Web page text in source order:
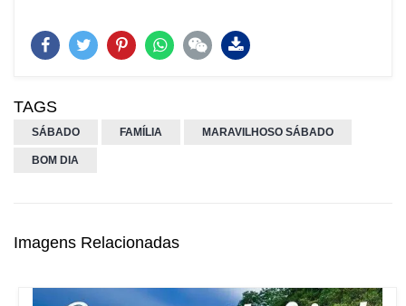
TAGS
SÁBADO FAMÍLIA MARAVILHOSO SÁBADO
BOM DIA
Imagens Relacionadas